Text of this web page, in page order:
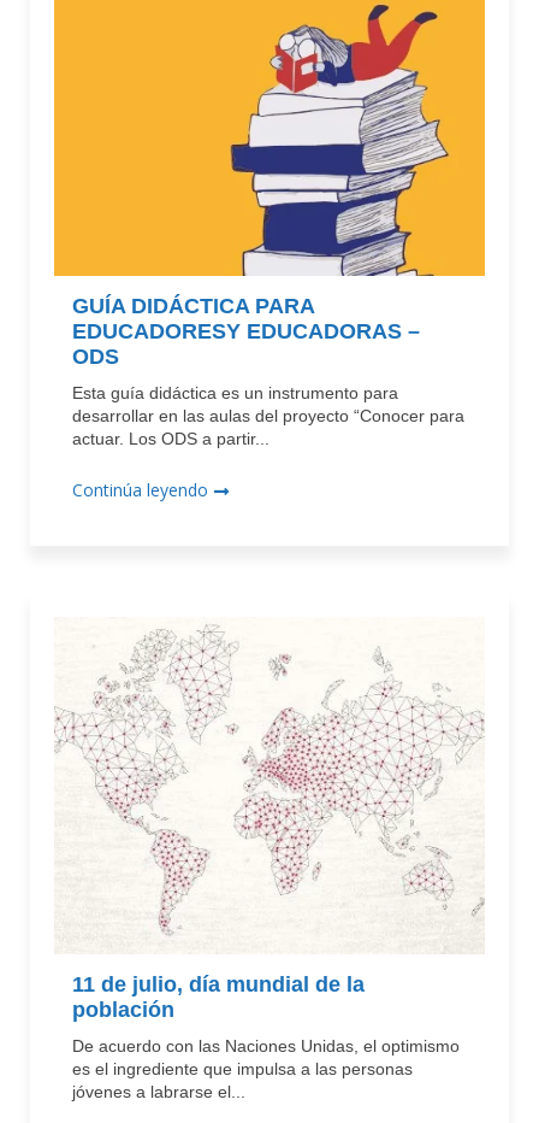
GUÍA DIDÁCTICA PARA
EDUCADORESY EDUCADORAS –
ODS
Esta guía didáctica es un instrumento para
desarrollar en las aulas del proyecto “Conocer para
actuar. Los ODS a partir...
Continúa leyendo
11 de julio, día mundial de la
población
De acuerdo con las Naciones Unidas, el optimismo
es el ingrediente que impulsa a las personas
jóvenes a labrarse el...